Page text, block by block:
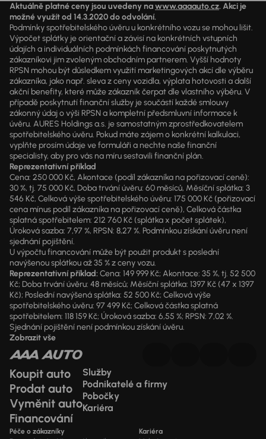
Aktuálně platné ceny jsou uvedeny nawww.aaaauto.cz. Akci je
možné využít od 14.3.2020 do odvolání.
Podmínky spotřebitelského úvěru u konkrétního vozu se mohou lišit.
Výpočet splátky je orientační a závisí na konkrétních vstupních
údajích a individuálních podmínkách financování poskytnutých
zákazníkovi jim zvoleným obchodním partnerem. Vyšší hodnoty
RPSN mohou být důsledkem využití marketingových akcí dle výběru
zákazníka, jako např. sleva z ceny vozidla, výplata hotovosti a další
akční benefity, které může zákazník čerpat dle vlastního výběru. V
případě poskytnutí finanční služby je součástí každé smlouvy
zákonný údaj o výši RPSN a kompletní předsmluvní informace k
úvěru. AURES Holdings a.s. je samostatným zprostředkovatelem
spotřebitelského úvěru. Pokud máte zájem o konkrétní kalkulaci,
vyplňte prosím údaje ve formuláři a nechte naše finanční
specialisty, aby pro vás na míru sestavili finanční plán.
Reprezentativní příklad
Cena: 250 000 Kč, Akontace (podíl zákazníka na pořizovací ceně):
30 %, tj. 75 000 Kč, Doba trvání úvěru: 60 měsíců, Měsíční splátka: 3
546 Kč, Celková výše spotřebitelského úvěru: 175 000 Kč (pořizovací
cena mínus podíl zákazníka na pořizovací ceně), Celková částka
splatná spotřebitelem: 212 760 Kč (splátka x počet splátek),
Úroková sazba: 7,97 %, RPSN: 8,27 %. Podmínkou získání úvěru není
sjednání pojištění.
U výpočtu financování může být použit produkt s poslední
navýšenou splátkou až 35 % z ceny vozu.
Reprezentativní příklad:Cena: 149 999 Kč; Akontace: 35 %, tj. 52 500
Kč; Doba trvání úvěru: 48 měsíců; Měsíční splátka: 1397 Kč (47 x 1397
Kč); Poslední navýšená splátka: 52 500 Kč; Celková výše
spotřebitelského úvěru: 97 499 Kč; Celková částka splatná
spotřebitelem: 118 159 Kč; Úroková sazba: 6,55 %; RPSN: 7,02 %.
Sjednání pojištění není podmínkou získání úvěru.
Zobrazit vše
Koupit auto
Prodat auto
Vyměnit auto
Financování
Služby
Podnikatelé a firmy
Pobočky
Kariéra
Péče o zákazníky Kariéra